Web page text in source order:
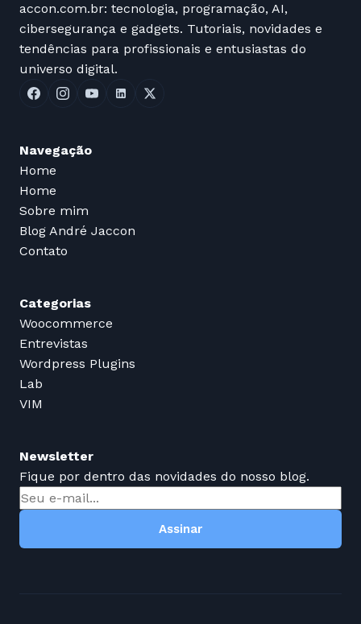
accon.com.br: tecnologia, programação, AI,
cibersegurança e gadgets. Tutoriais, novidades e
tendências para profissionais e entusiastas do
universo digital.
Navegação
Home
Home
Sobre mim
Blog André Jaccon
Contato
Categorias
Woocommerce
Entrevistas
Wordpress Plugins
Lab
VIM
Newsletter
Fique por dentro das novidades do nosso blog.
Assinar